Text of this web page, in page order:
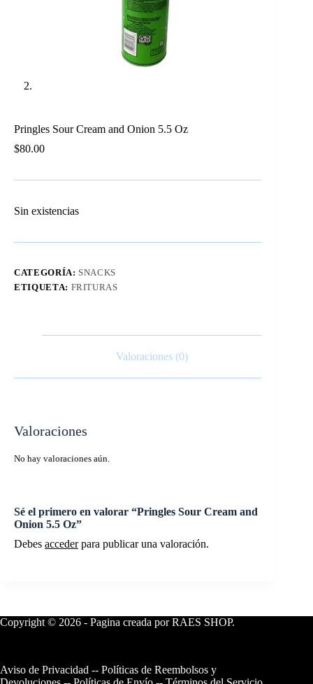
Pringles Sour Cream and Onion 5.5 Oz
$80.00
Sin existencias
CATEGORÍA: SNACKS
ETIQUETA: FRITURAS
Valoraciones (0)
Valoraciones
No hay valoraciones aún.
Sé el primero en valorar “Pringles Sour Cream and
Onion 5.5 Oz”
Debes accederpara publicar una valoración.
Copyright © 2026 - Pagina creada por RAES SHOP.
Aviso de Privacidad -- Políticas de Reembolsos y